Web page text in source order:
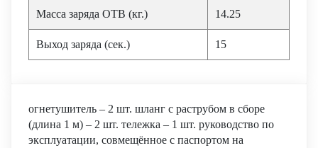
Масса заряда ОТВ (кг.) 14.25
Выход заряда (сек.) 15
огнетушитель – 2 шт. шланг с раструбом в сборе
(длина 1 м) – 2 шт. тележка – 1 шт. руководство по
эксплуатации, совмещённое с паспортом на